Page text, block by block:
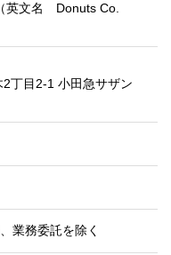
英文名 Donuts Co.
丁目2-1 小田急サザン
務委託を除く